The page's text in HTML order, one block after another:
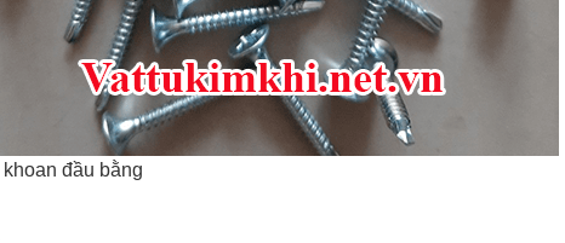
đầu bằng